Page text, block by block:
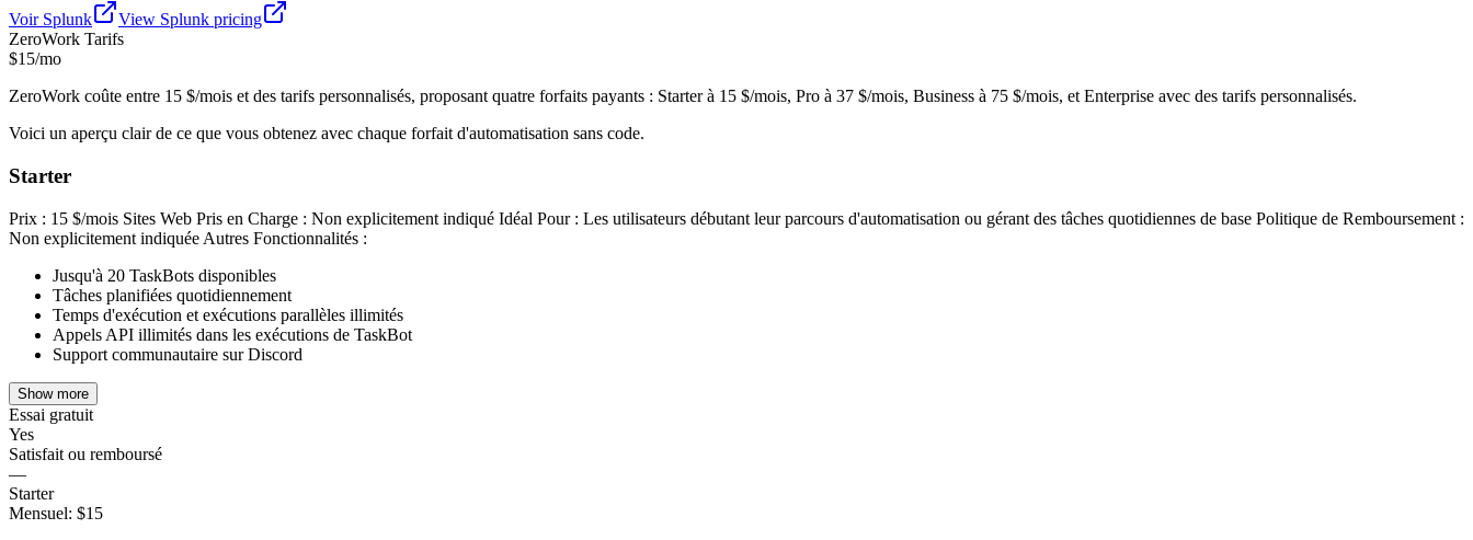
Voir Splunk View Splunk pricing
ZeroWork Tarifs
$15/mo
ZeroWork coûte entre 15 $/mois et des tarifs personnalisés, proposant quatre forfaits payants : Starter à 15 $/mois, Pro à 37 $/mois, Business à 75 $/mois, et Enterprise avec des tarifs personnalisés.
Voici un aperçu clair de ce que vous obtenez avec chaque forfait d'automatisation sans code.
Starter
Prix : 15 $/mois Sites Web Pris en Charge : Non explicitement indiqué Idéal Pour : Les utilisateurs débutant leur parcours d'automatisation ou gérant des tâches quotidiennes de base Politique de Remboursement :
Non explicitement indiquée Autres Fonctionnalités :
Jusqu'à 20 TaskBots disponibles
Tâches planifiées quotidiennement
Temps d'exécution et exécutions parallèles illimités
Appels API illimités dans les exécutions de TaskBot
Support communautaire sur Discord
Show more
Essai gratuit
Yes
Satisfait ou remboursé
—
Starter
Mensuel: $15